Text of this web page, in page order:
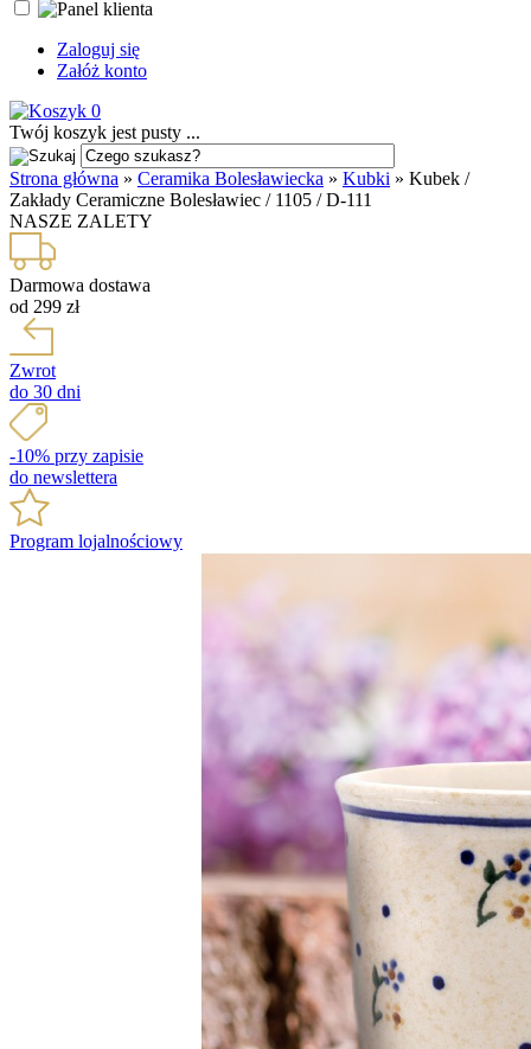
Zaloguj się
Załóż konto
0
Twój koszyk jest pusty ...
Strona główna » Ceramika Bolesławiecka » Kubki » Kubek /
Zakłady Ceramiczne Bolesławiec / 1105 / D-111
NASZE ZALETY
Darmowa dostawa
od 299 zł
Zwrot
do 30 dni
-10% przy zapisie
do newslettera
Program lojalnościowy